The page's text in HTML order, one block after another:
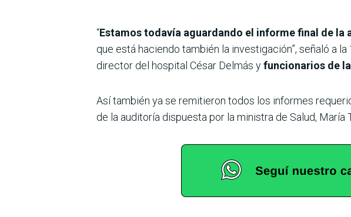
“Estamos todavía aguardando el informe final de la
que está haciendo también la investigación”, señaló a
director del hospital César Delmás yfuncionarios de
Así también ya se remitieron todos los informes
de la auditoría dispuesta por la ministra de Salud, María